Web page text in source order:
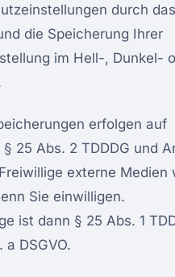
durch das
die Speicherung Ihrer
im Hell-, Dunkel-
erfolgen auf
25 Abs. 2 TDDDG und
externe Medien
Sie einwilligen.
ist dann § 25 Abs. 1
a DSGVO.